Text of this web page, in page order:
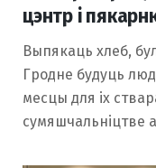
цэнтр і
Выпякаць хлеб,
Гродне будуць
месцы для іх
сумяшчальніцтве